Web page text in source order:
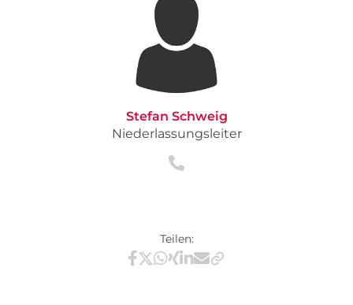
Stefan Schweig
Niederlassungsleiter
Teilen:
Teilen via Facebook
Teilen via X / Twitter
Teilen via WhatsApp
Teilen via Xing
Teilen via LinkedIn
Teilen via E-Mail